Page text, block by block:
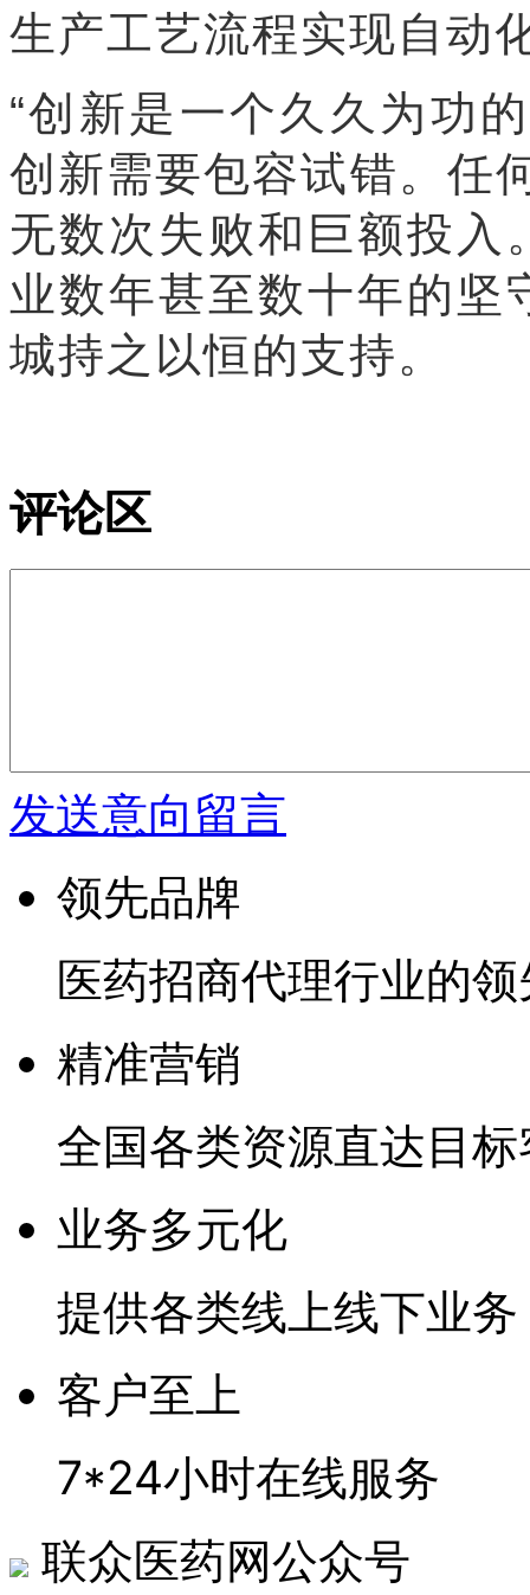
生产工艺流程实现自动
“创新是一个久久为功
创新需要包容试错。任
无数次失败和巨额投入
业数年甚至数十年的坚
城持之以恒的支持。
评论区
发送意向留言
领先品牌
医药招商代理行业的
精准营销
全国各类资源直达目
业务多元化
提供各类线上线下业务
客户至上
7*24小时在线服务
联众医药网公众号